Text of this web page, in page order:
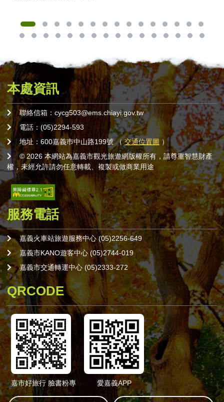
本處資訊
聯絡信箱：cycg503@ems.chiayi.gov.tw
電話：(05)2294-593
地址：600嘉義巿中山路199號 （交通位置圖 ）
© 2026 本網站為嘉義市觀光旅遊網版權所有，請尊重智慧財產
權，未經允許請勿任意轉載、複製或做商業用途
服務電話
嘉義火車站旅遊服務中心 (05)2256-649
嘉義市KANO遊客中心 (05)2744-019
嘉義市交通轉運中心 (05)2333-272
QRCODE
嘉市好旅行 臉書粉專 愛嘉義APP